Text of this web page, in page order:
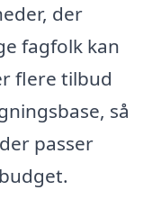
der
fagfolk kan
flere tilbud
så
passer